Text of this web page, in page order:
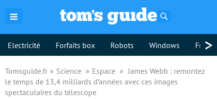
Electricité Forfaits box Robots Windows >
Tomsguide.fr Science Espace
James Webb : remontez
le temps de 13,4 milliards d’années avec ces images
spectaculaires du télescope